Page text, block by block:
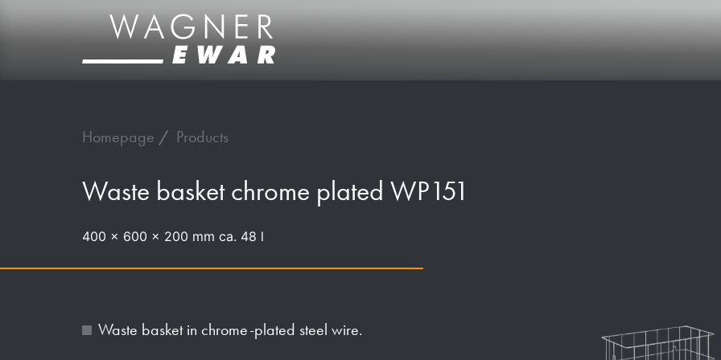
Homepage Products
Waste basket chrome plated WP151
400 x 600 x 200 mm ca. 48 l
Waste basket in chrome-plated steel wire.